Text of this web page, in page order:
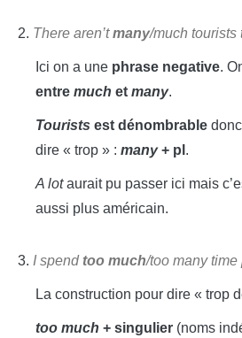
2. There aren’tmany/much tourists
Ici on a une phrase negative.
entre much et many.
Tourists est dénombrable
dire « trop » : many+ pl .
A lotaurait pu passer ici mais
aussi plus américain.
3. I spend too much/too many
La construction pour dire « trop
too much + singulier (noms